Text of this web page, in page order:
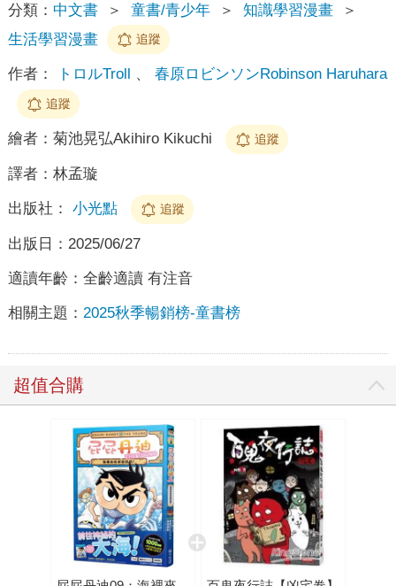
分類： 中文書 ＞ 童書/青少年 ＞ 知識學習漫畫
＞
生活學習漫畫
追蹤
作者： トロルTroll 、 春原ロビンソンRobinson Haruhara
追蹤
繪者： 菊池晃弘Akihiro Kikuchi 追蹤
譯者： 林孟璇
出版社： 小光點 追蹤
出版日： 2025/06/27
適讀年齡： 全齡適讀 有注音
相關主題： 2025秋季暢銷榜-童書榜
超值合購